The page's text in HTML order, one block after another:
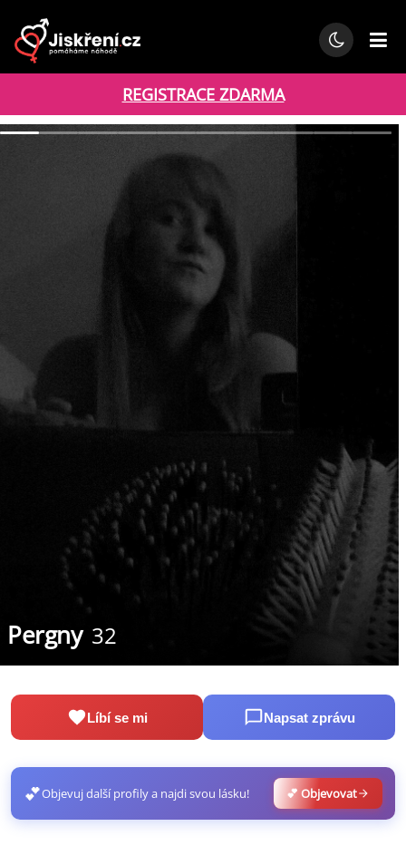
REGISTRACE ZDARMA
Pergny 32
Líbí se mi Napsat zprávu
💕Objevuj další profily a najdi svou lásku! 💕 Objevovat